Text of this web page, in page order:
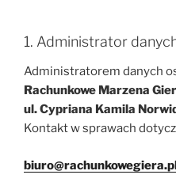
1. Administrator
Administratorem danych
Rachunkowe Marzena
ul. Cypriana Kamila
Kontakt w sprawach